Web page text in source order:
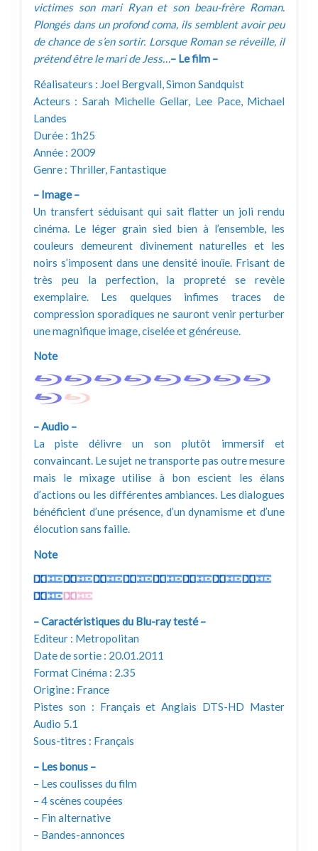
victimes son mari Ryan et son beau-frère Roman.
Plongés dans un profond coma, ils semblent avoir peu
de chance de s’en sortir. Lorsque Roman se réveille, il
prétend être le mari de Jess…– Le film –
Réalisateurs : Joel Bergvall, Simon Sandquist
Acteurs : Sarah Michelle Gellar, Lee Pace, Michael
Landes
Durée : 1h25
Année : 2009
Genre : Thriller, Fantastique
– Image –
Un transfert séduisant qui sait flatter un joli rendu
cinéma. Le léger grain sied bien à l’ensemble, les
couleurs demeurent divinement naturelles et les
noirs s’imposent dans une densité inouïe. Frisant de
très peu la perfection, la propreté se revèle
exemplaire. Les quelques infimes traces de
compression sporadiques ne sauront venir perturber
une magnifique image, ciselée et généreuse.
Note
– Audio –
La piste délivre un son plutôt immersif et
convaincant. Le sujet ne transporte pas outre mesure
mais le mixage utilise à bon escient les élans
d’actions ou les différentes ambiances. Les dialogues
bénéficient d’une présence, d’un dynamisme et d’une
élocution sans faille.
Note
– Caractéristiques du Blu-ray testé –
Editeur : Metropolitan
Date de sortie : 20.01.2011
Format Cinéma : 2.35
Origine : France
Pistes son : Français et Anglais DTS-HD Master
Audio 5.1
Sous-titres : Français
– Les bonus –
– Les coulisses du film
– 4 scènes coupées
– Fin alternative
– Bandes-annonces